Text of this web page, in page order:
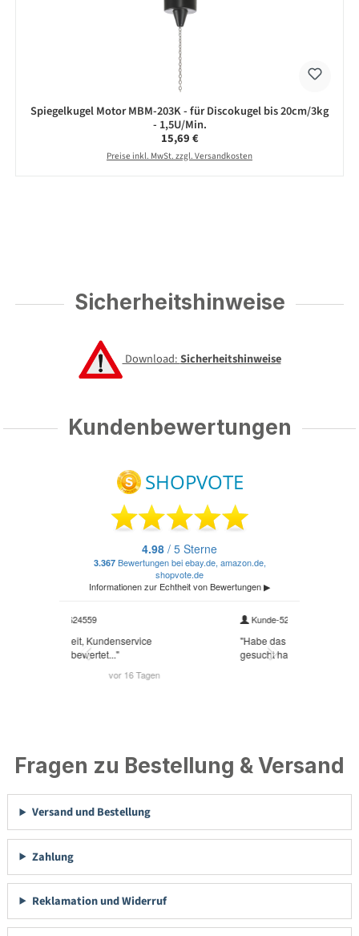
Spiegelkugel Motor MBM-203K - für Discokugel bis 20cm/3kg
- 1,5U/Min.
Regulärer Preis:
15,69 €
Preise inkl. MwSt. zzgl. Versandkosten
Sicherheitshinweise
Download:Sicherheitshinweise
Kundenbewertungen
Fragen zu Bestellung & Versand
Versand und Bestellung
Zahlung
Reklamation und Widerruf